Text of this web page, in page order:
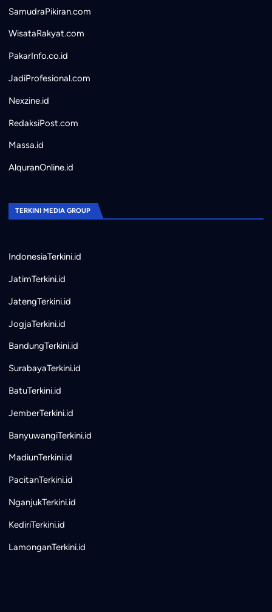
SamudraPikiran.com
WisataRakyat.com
PakarInfo.co.id
JadiProfesional.com
Nexzine.id
RedaksiPost.com
Massa.id
AlquranOnline.id
TERKINI MEDIA GROUP
IndonesiaTerkini.id
JatimTerkini.id
JatengTerkini.id
JogjaTerkini.id
BandungTerkini.id
SurabayaTerkini.id
BatuTerkini.id
JemberTerkini.id
BanyuwangiTerkini.id
MadiunTerkini.id
PacitanTerkini.id
NganjukTerkini.id
KediriTerkini.id
LamonganTerkini.id